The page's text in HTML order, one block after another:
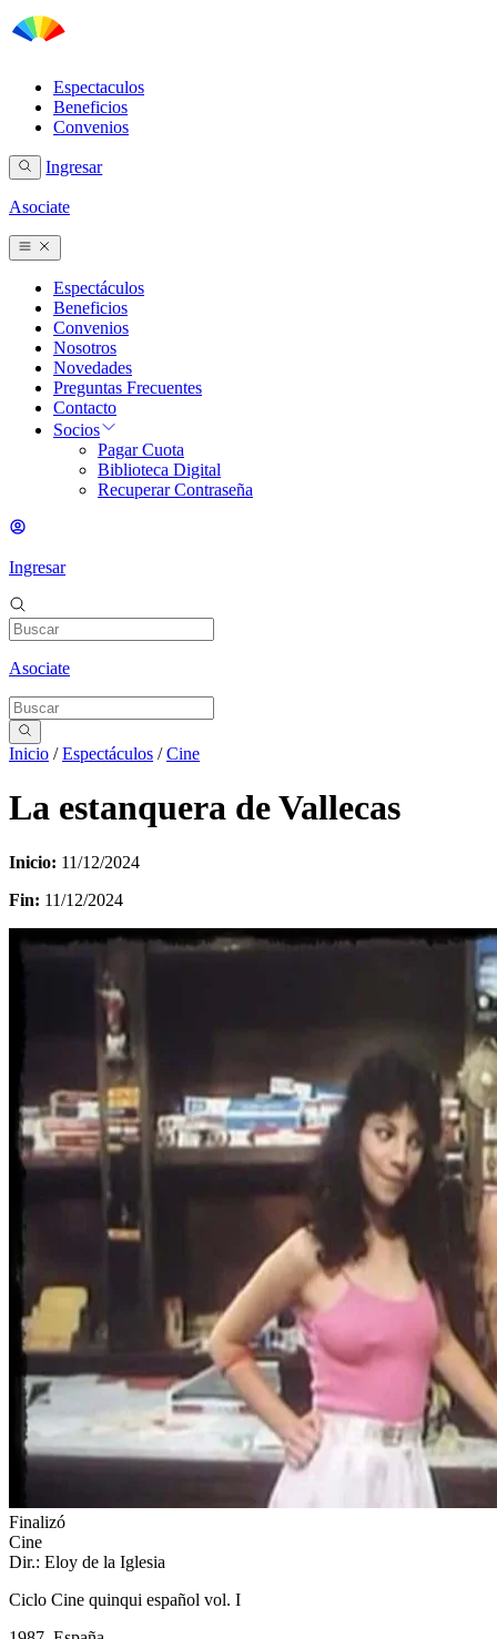
Espectaculos
Beneficios
Convenios
Ingresar
Asociate
Espectáculos
Beneficios
Convenios
Nosotros
Novedades
Preguntas Frecuentes
Contacto
Socios
Pagar Cuota
Biblioteca Digital
Recuperar Contraseña
Ingresar
Asociate
Inicio /Espectáculos /Cine
La estanquera de Vallecas
Inicio: 11/12/2024
Fin: 11/12/2024
Finalizó
Cine
Dir.: Eloy de la Iglesia
Ciclo Cine quinqui español vol. I